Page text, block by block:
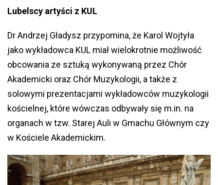
Lubelscy artyści z KUL
Dr Andrzej Gładysz przypomina, że Karol Wojtyła
jako wykładowca KUL miał wielokrotnie możliwość
obcowania ze sztuką wykonywaną przez Chór
Akademicki oraz Chór Muzykologii, a także z
solowymi prezentacjami wykładowców muzykologii
kościelnej, które wówczas odbywały się m.in. na
organach w tzw. Starej Auli w Gmachu Głównym czy
w Kościele Akademickim.